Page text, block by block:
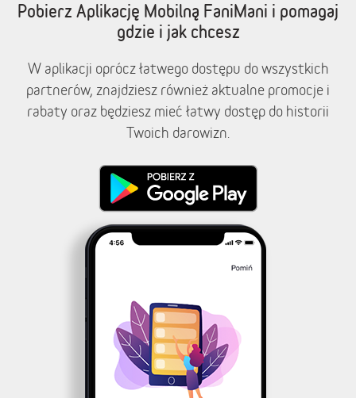
Pobierz Aplikację Mobilną FaniMani i pomagaj
gdzie i jak chcesz
W aplikacji oprócz łatwego dostępu do wszystkich
partnerów, znajdziesz również aktualne promocje i
rabaty oraz będziesz mieć łatwy dostęp do historii
Twoich darowizn.